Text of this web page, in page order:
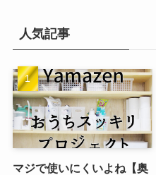
ブ
人気記事
マジで使いにくいよね【奥